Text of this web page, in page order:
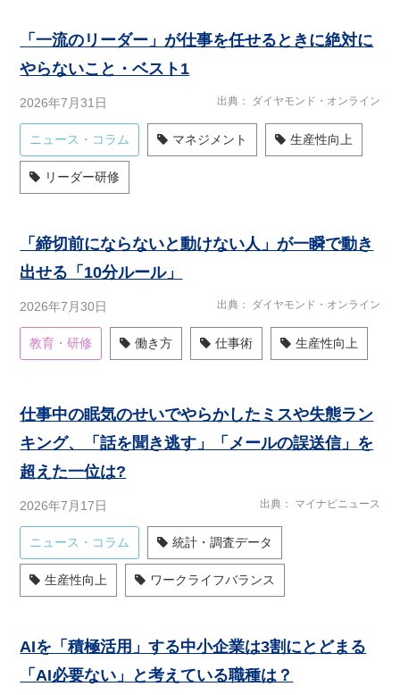
「一流のリーダー」が仕事を任せるときに絶対に
やらないこと・ベスト1
2026年7月31日 出典 ダイヤモンド・オンライン
ニュース・コラム マネジメント 生産性向上
リーダー研修
「締切前にならないと動けない人」が一瞬で動き
出せる「10分ルール」
2026年7月30日 出典 ダイヤモンド・オンライン
教育・研修 働き方 仕事術 生産性向上
仕事中の眠気のせいでやらかしたミスや失態ラン
キング、「話を聞き逃す」「メールの誤送信」を
超えた一位は?
2026年7月17日 出典 マイナビニュース
ニュース・コラム 統計・調査データ
生産性向上 ワークライフバランス
AIを「積極活用」する中小企業は3割にとどまる
「AI必要ない」と考えている職種は？